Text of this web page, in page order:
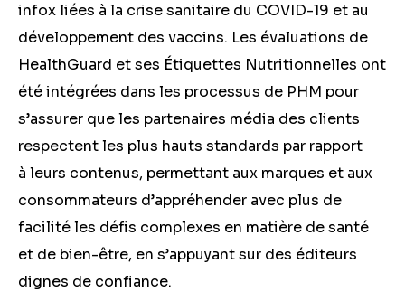
infox liées à la crise sanitaire du COVID-19 et au
développement des vaccins. Les évaluations de
HealthGuard et ses Étiquettes Nutritionnelles ont
été intégrées dans les processus de PHM pour
s’assurer que les partenaires média des clients
respectent les plus hauts standards par rapport
à leurs contenus, permettant aux marques et aux
consommateurs d’appréhender avec plus de
facilité les défis complexes en matière de santé
et de bien-être, en s’appuyant sur des éditeurs
dignes de confiance.